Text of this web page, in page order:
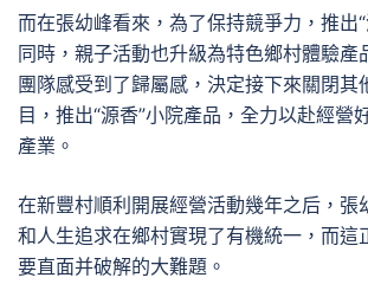
而在張幼峰看來，為了保持競爭力，推出
同時，親子活動也升級為特色鄉村體驗產
團隊感受到了歸屬感，決定接下來關閉其
目，推出“源香”小院產品，全力以赴經營
產業。
在新豐村順利開展經營活動幾年之后，張
和人生追求在鄉村實現了有機統一，而這
要直面并破解的大難題。